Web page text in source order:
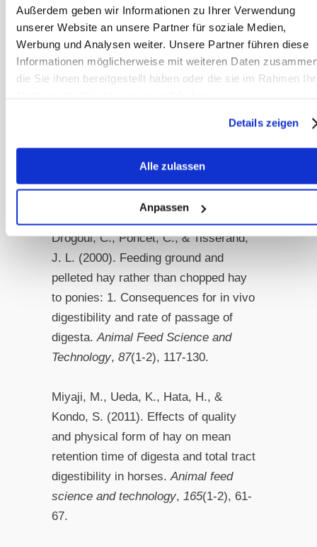
Außerdem geben wir Informationen zu Ihrer Verwendung
unserer Website an unsere Partner für soziale Medien,
Werbung und Analysen weiter. Unsere Partner führen diese
Informationen möglicherweise mit weiteren Daten
die Sie ihnen bereitgestellt haben oder die sie im Rahmen
Details zeigen
Alle zulassen
Anpassen
Quellen:
David Frape, Equine Nutrition and
Feeding, Blackwell Publishing, 2009,
and Clinical Nutrition, Saunders
Drogoul, C., Poncet, C., & Tisserand,
J. L. (2000). Feeding ground and
pelleted hay rather than chopped hay
to ponies: 1. Consequences for in vivo
digestibility and rate of passage of
digesta.Animal Feed Science and
Technology, 87(1-2), 117-130.
Miyaji, M., Ueda, K., Hata, H., &
Kondo, S. (2011). Effects of quality
and physical form of hay on mean
retention time of digesta and total tract
digestibility in horses. Animal feed
science and technology, 165(1-2), 61-
67.